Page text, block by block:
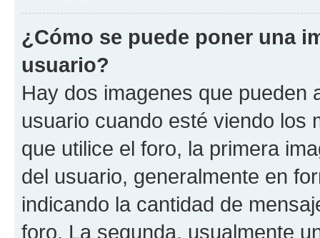
¿Cómo se puede poner una
usuario?
Hay dos imagenes que pueden
usuario cuando esté viendo los
que utilice el foro, la primera
del usuario, generalmente en
indicando la cantidad de
foro. La segunda, usualmente